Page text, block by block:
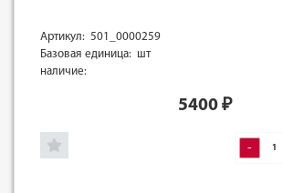
Артикул: 501_0000259
Базовая единица: шт
наличие:
5400₽
-